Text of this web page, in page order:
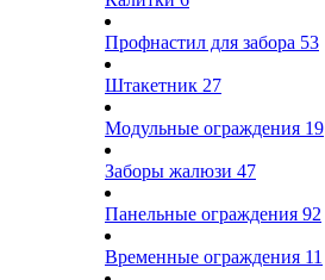
Профнастил для забора 53
Штакетник 27
Модульные ограждения 19
Заборы жалюзи 47
Панельные ограждения 92
Временные ограждения 11